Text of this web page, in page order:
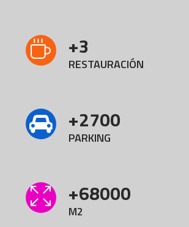
+3
RESTAURACIÓN
+2700
PARKING
+68000
M2